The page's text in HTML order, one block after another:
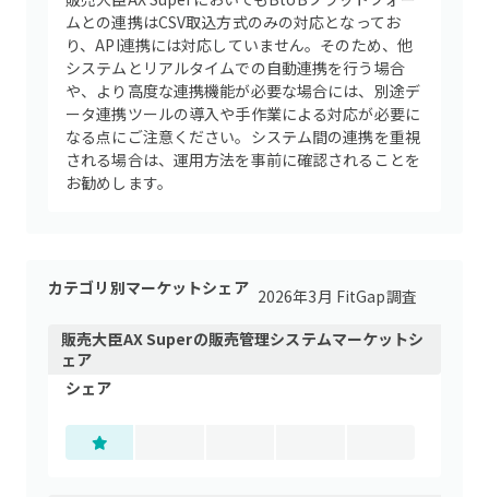
ムとの連携はCSV取込方式のみの対応となってお
り、API連携には対応していません。そのため、他
システムとリアルタイムでの自動連携を行う場合
や、より高度な連携機能が必要な場合には、別途デ
ータ連携ツールの導入や手作業による対応が必要に
なる点にご注意ください。システム間の連携を重視
される場合は、運用方法を事前に確認されることを
お勧めします。
カテゴリ別マーケットシェア 2026年3月 FitGap調査
販売大臣AX Superの販売管理システムマーケットシ
ェア
シェア